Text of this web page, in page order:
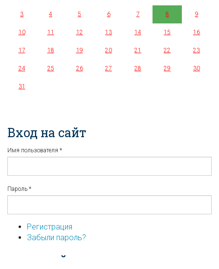
3 4 5 6 7 8 9
10 11 12 13 14 15 16
17 18 19 20 21 22 23
24 25 26 27 28 29 30
31
Вход на сайт
Имя пользователя *
Пароль *
Регистрация
Забыли пароль?
...или войдите используя